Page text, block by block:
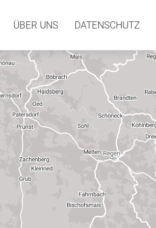
ÜBER UNS DATENSCHUTZ